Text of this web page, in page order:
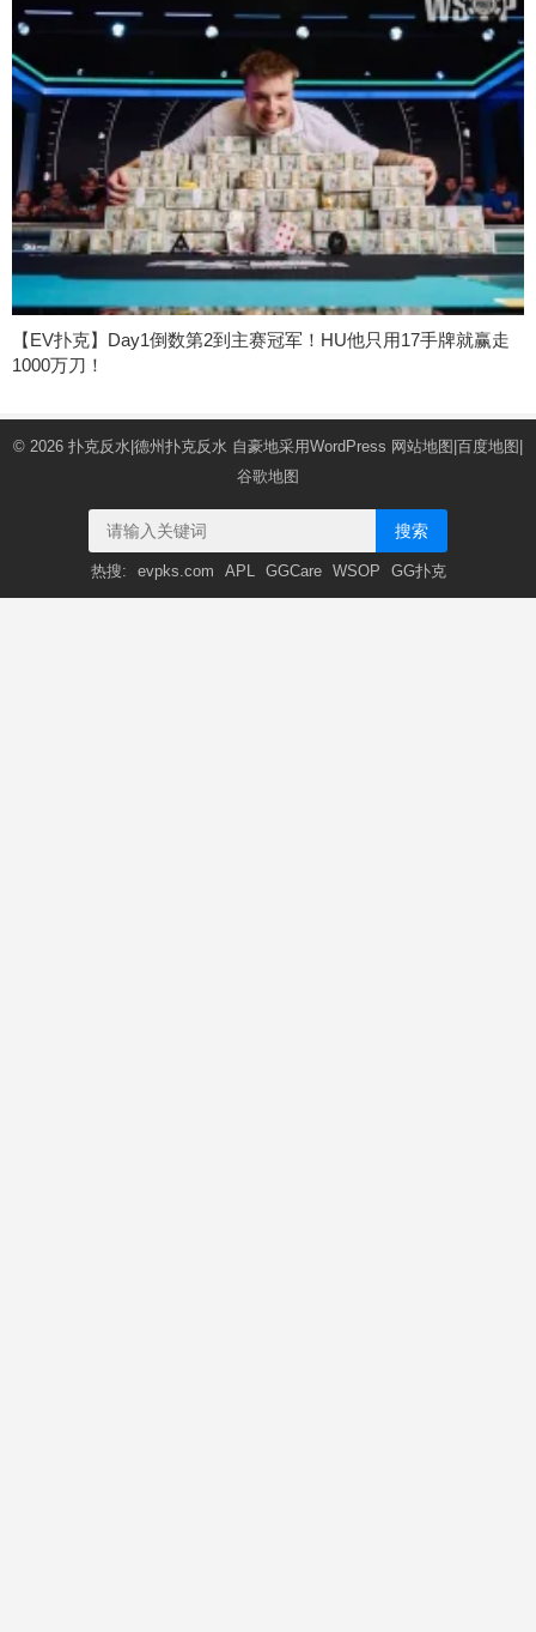
【EV扑克】Day1倒数第2到主赛冠军！HU他只用17手牌就赢走
1000万刀！
© 2026 扑克反水|德州扑克反水 自豪地采用WordPress 网站地图 百度地图
谷歌地图
搜索
热搜: evpks.com APL GGCare WSOP GG扑克